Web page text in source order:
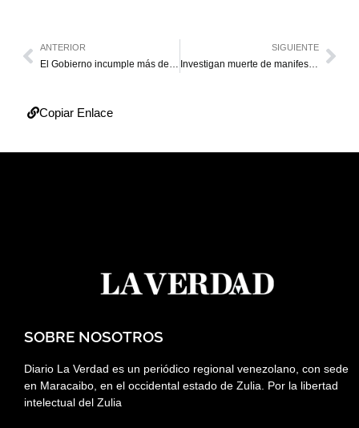
ANTERIOR SIGUIENTE
Investigan muerte de manifestante en Lima como presunto homicidio
Copiar Enlace
SOBRE NOSOTROS
Diario La Verdad es un periódico regional venezolano, con sede
en Maracaibo, en el occidental estado de Zulia. Por la libertad
intelectual del Zulia